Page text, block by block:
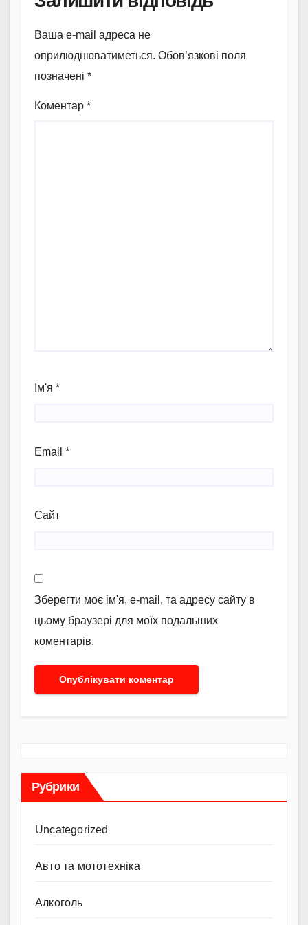
Ваша e-mail адреса не
оприлюднюватиметься. Обов’язкові поля
позначені *
Коментар *
Ім'я *
Email *
Сайт
Зберегти моє ім'я, e-mail, та адресу сайту в
цьому браузері для моїх подальших
коментарів.
Рубрики
Uncategorized
Авто та мототехніка
Алкоголь